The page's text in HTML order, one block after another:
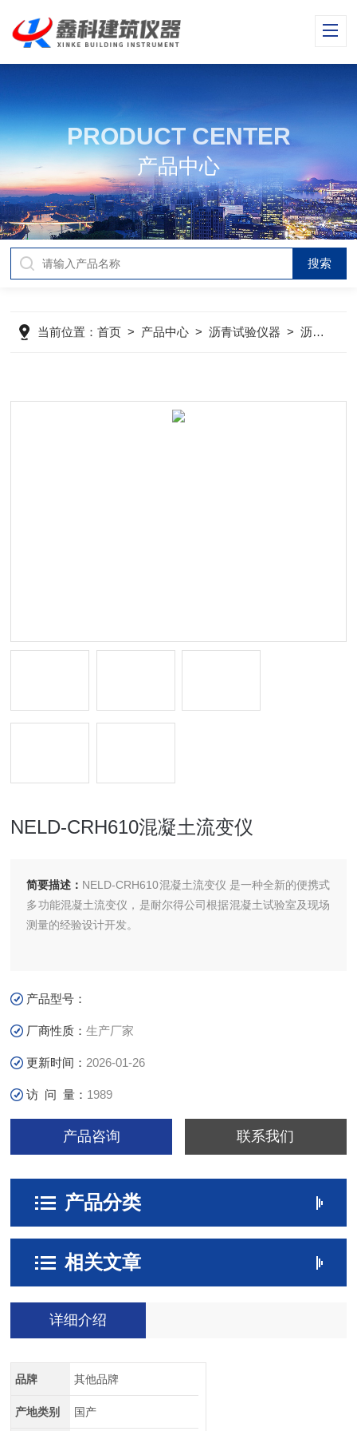
PRODUCT CENTER
产品中心
当前位置：首页 > 产品中心 >沥青试验仪器 >沥青标准粘度试验仪
NELD-CRH610混凝土流变仪
简要描述： NELD-CRH610混凝土流变仪​ 是一种全新的便携式
多功能混凝土流变仪，是耐尔得公司根据混凝土试验室及现场
测量的经验设计开发。
产品型号：
厂商性质：生产厂家
更新时间： 2026-01-26
访 问 量： 1989
产品咨询 联系我们
产品分类
相关文章
详细介绍
品牌 其他品牌
产地类别 国产